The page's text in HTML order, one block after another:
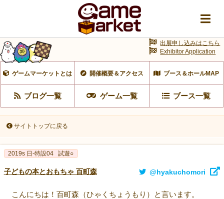
ゲームマーケットとは 開催概要＆アクセス ブース＆ホールMAP
ブログ一覧 ゲーム一覧 ブース一覧
出展申し込みはこちら
Exhibitor Application
サイトトップに戻る
2019s 日-特設04 試遊○
子どもの本とおもちゃ 百町森 @hyakuchomori
こんにちは！百町森（ひゃくちょうもり）と言います。